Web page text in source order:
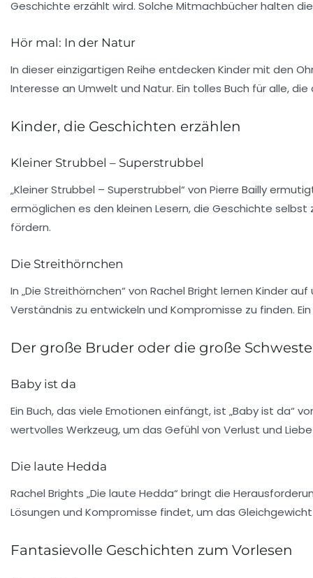
Geschichte erzählt wird. Solche Mitmachbücher halten
Hör mal: In der Natur
In dieser einzigartigen Reihe entdecken Kinder mit den
Interesse an Umwelt und Natur. Ein tolles Buch für alle,
Kinder, die Geschichten erzählen
Kleiner Strubbel – Superstrubbel
„Kleiner Strubbel – Superstrubbel“ von Pierre Bailly
ermöglichen es den kleinen Lesern, die Geschichte
fördern.
Die Streithörnchen
In „Die Streithörnchen“ von Rachel Bright lernen Kinder
Verständnis zu entwickeln und Kompromisse zu finden.
Der große Bruder oder die große
Baby ist da
Ein Buch, das viele Emotionen einfängt, ist „Baby ist da“
wertvolles Werkzeug, um das Gefühl von Verlust und Liebe
Die laute Hedda
Rachel Brights „Die laute Hedda“ bringt die
Lösungen und Kompromisse findet, um das Gleichgewicht
Fantasievolle Geschichten zum Vorlesen